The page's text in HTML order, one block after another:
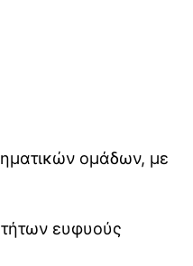
ομάδων, με
ευφυούς